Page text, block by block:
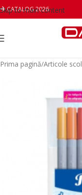
Skip to main content
CATALOG 2026
Prima pagină/Articole